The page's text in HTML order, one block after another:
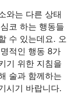
와는 다른 상태
코 하는 행동들
수 있는데요. 오
적인 행동 8가
기 위한 지침을
술과 함께하는
시기 바랍니다.